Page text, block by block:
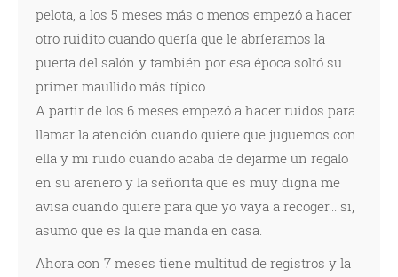
pelota, a los 5 meses más o menos empezó a hacer
otro ruidito cuando quería que le abríeramos la
puerta del salón y también por esa época soltó su
primer maullido más típico.
A partir de los 6 meses empezó a hacer ruidos para
llamar la atención cuando quiere que juguemos con
ella y mi ruido cuando acaba de dejarme un regalo
en su arenero y la señorita que es muy digna me
avisa cuando quiere para que yo vaya a recoger... si,
asumo que es la que manda en casa.
Ahora con 7 meses tiene multitud de registros y la